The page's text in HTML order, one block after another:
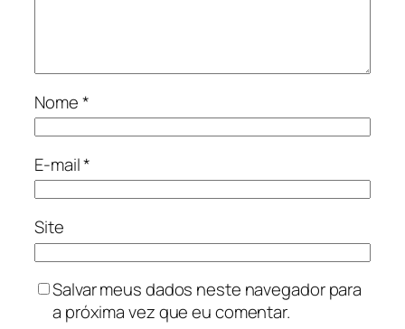
Nome*
E-mail*
Site
Salvar meus dados neste navegador para
a próxima vez que eu comentar.